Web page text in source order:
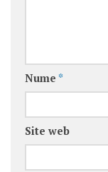
Nume *
Site web